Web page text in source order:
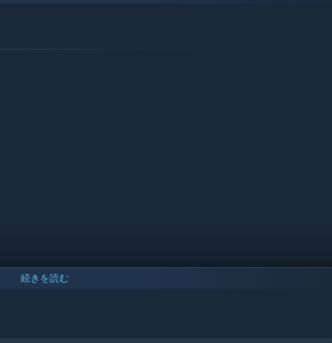
- Outpost 103", which will serve as your base. And from
or build your home here according to your ideas.
apocalypse.
not succumb to climate change but are devastated and full
will take you for the first time during the tutorial and where
car.
or obtain raw materials. But beware the nights are cold
have the opportunity to travel to the main world "The Old
apply.
alone for everything - you must not trust anyone and not
With minimal initial equipment, you must first solve your
続きを読む